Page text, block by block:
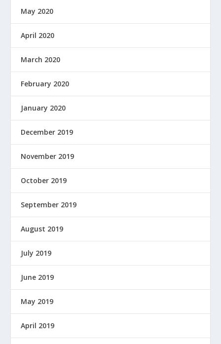
May 2020
April 2020
March 2020
February 2020
January 2020
December 2019
November 2019
October 2019
September 2019
August 2019
July 2019
June 2019
May 2019
April 2019